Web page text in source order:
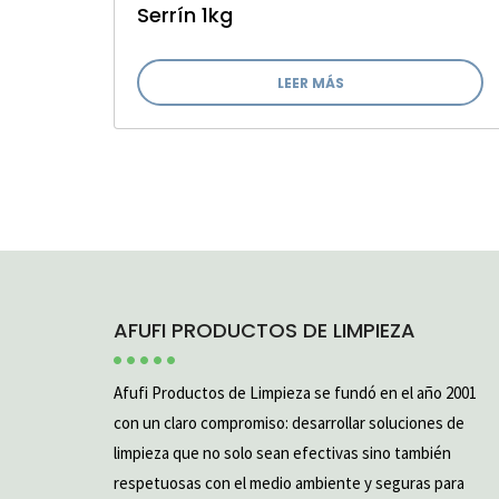
Serrín 1kg
LEER MÁS
AFUFI PRODUCTOS DE LIMPIEZA
Afufi Productos de Limpieza se fundó en el año 2001
con un claro compromiso: desarrollar soluciones de
limpieza que no solo sean efectivas sino también
respetuosas con el medio ambiente y seguras para